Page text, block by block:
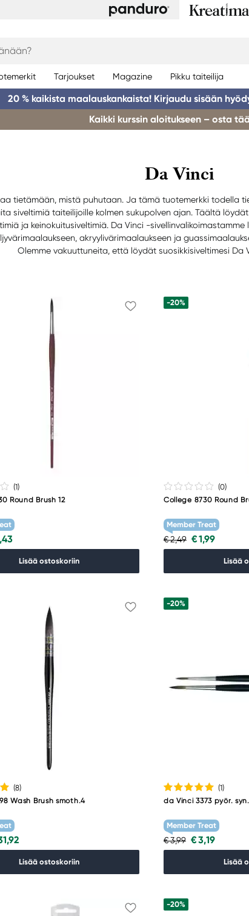
Tarjoukset Magazine Pikku taiteilija
20 % kaikista maalauskankaista! Kirjaudu sisään
Kaikki kurssin aloitukseen – osta
Da Vinci
tietämään, mistä puhutaan. Ja tämä tuotemerkki todella
siveltimiä taiteilijoille kolmen sukupolven ajan. Täältä
ja keinokuitusiveltimiä. Da Vinci -
akryylivärimaalaukseen ja
Olemme vakuuttuneita, että löydät suosikkisiveltimesi Da
(1)
Round Brush 12
Lisää ostoskoriin
-20%
(0)
College 8730 Round
Member Treat
€ 2,49 € 1,99
Lisää
(8)
Wash Brush smoth.4
Lisää ostoskoriin
-20%
(1)
da Vinci 3373 pyör.
Member Treat
€ 3,99 € 3,19
Lisää
-20%